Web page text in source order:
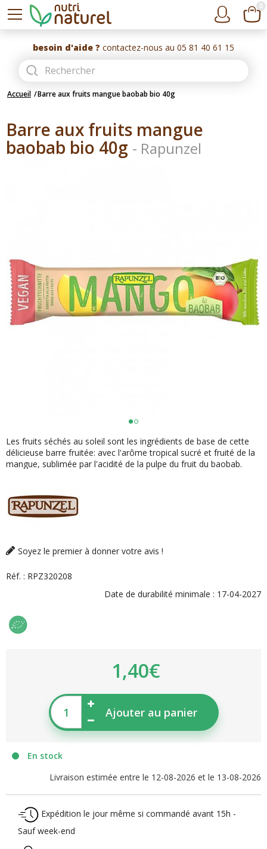
besoin d'aide ? contactez-nous au 05 81 40 61 15
Accueil Barre aux fruits mangue baobab bio 40g
Barre aux fruits mangue
baobab bio 40g - Rapunzel
Les fruits séchés au soleil sont les ingrédients de base de cette
délicieuse barre fruitée: avec l'arôme tropical sucré et fruité de la
mangue, sublimée par l'acidité de la pulpe du fruit du baobab.
Soyez le premier à donner votre avis !
Réf. : RPZ320208
Date de durabilité minimale : 17-04-2027
1,40€
Ajouter au panier
En stock
Livraison estimée entre le 12-08-2026 et le 13-08-2026
Expédition le jour même si commandé avant 15h -
Sauf week-end
0